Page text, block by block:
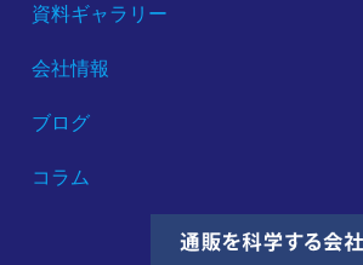
資料ギャラリー
会社情報
ブログ
コラム